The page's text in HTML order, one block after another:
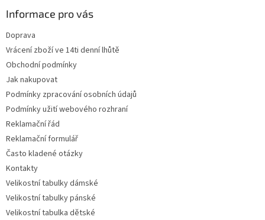
Informace pro vás
Doprava
Vrácení zboží ve 14ti denní lhůtě
Obchodní podmínky
Jak nakupovat
Podmínky zpracování osobních údajů
Podmínky užití webového rozhraní
Reklamační řád
Reklamační formulář
Často kladené otázky
Kontakty
Velikostní tabulky dámské
Velikostní tabulky pánské
Velikostní tabulka dětské